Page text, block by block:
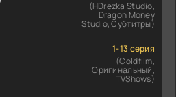
(HDrezka Studio,
Dragon Money
Studio, Субтитры)
1-13 серия
(Coldfilm,
Оригинальный,
TVShows)